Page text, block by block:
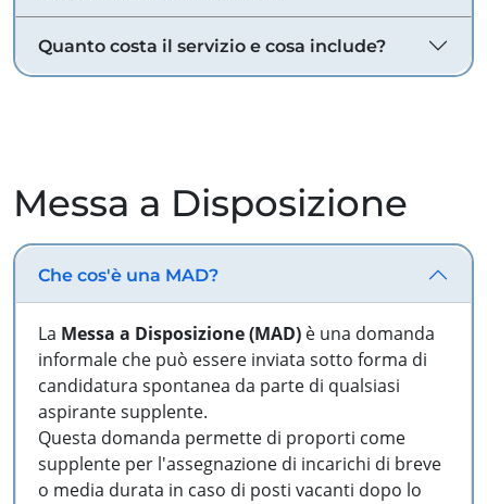
Quanto costa il servizio e cosa include?
Messa a Disposizione
Che cos'è una MAD?
La Messa a Disposizione (MAD) è una domanda
informale che può essere inviata sotto forma di
candidatura spontanea da parte di qualsiasi
aspirante supplente.
Questa domanda permette di proporti come
supplente per l'assegnazione di incarichi di breve
o media durata in caso di posti vacanti dopo lo